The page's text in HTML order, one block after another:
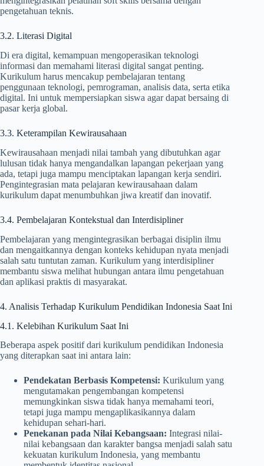
pengetahuan teknis.
3.2. Literasi Digital
Di era digital, kemampuan mengoperasikan teknologi
informasi dan memahami literasi digital sangat penting.
Kurikulum harus mencakup pembelajaran tentang
penggunaan teknologi, pemrograman, analisis data, serta etika
digital. Ini untuk mempersiapkan siswa agar dapat bersaing di
pasar kerja global.
3.3. Keterampilan Kewirausahaan
Kewirausahaan menjadi nilai tambah yang dibutuhkan agar
lulusan tidak hanya mengandalkan lapangan pekerjaan yang
ada, tetapi juga mampu menciptakan lapangan kerja sendiri.
Pengintegrasian mata pelajaran kewirausahaan dalam
kurikulum dapat menumbuhkan jiwa kreatif dan inovatif.
3.4. Pembelajaran Kontekstual dan Interdisipliner
Pembelajaran yang mengintegrasikan berbagai disiplin ilmu
dan mengaitkannya dengan konteks kehidupan nyata menjadi
salah satu tuntutan zaman. Kurikulum yang interdisipliner
membantu siswa melihat hubungan antara ilmu pengetahuan
dan aplikasi praktis di masyarakat.
4. Analisis Terhadap Kurikulum Pendidikan Indonesia Saat Ini
4.1. Kelebihan Kurikulum Saat Ini
Beberapa aspek positif dari kurikulum pendidikan Indonesia
yang diterapkan saat ini antara lain:
Pendekatan Berbasis Kompetensi: Kurikulum yang
mengutamakan pengembangan kompetensi
memungkinkan siswa tidak hanya memahami teori,
tetapi juga mampu mengaplikasikannya dalam
kehidupan sehari-hari.
Penekanan pada Nilai Kebangsaan: Integrasi nilai-
nilai kebangsaan dan karakter bangsa menjadi salah satu
kekuatan kurikulum Indonesia, yang membantu